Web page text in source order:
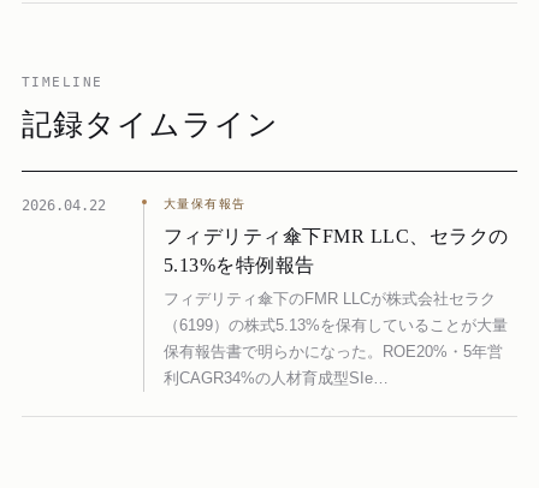
TIMELINE
記録タイムライン
2026.04.22 大量保有報告
フィデリティ傘下FMR LLC、セラクの
5.13%を特例報告
フィデリティ傘下のFMR LLCが株式会社セラク
（6199）の株式5.13%を保有していることが大量
保有報告書で明らかになった。ROE20%・5年営
利CAGR34%の人材育成型SIe…